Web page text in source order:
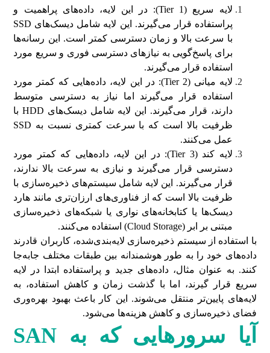
لایه سریع (Tier 1): در این لایه، داده‌های پراهمیت و
پراستفاده قرار می‌گیرند. این لایه شامل دیسک‌های SSD
با سرعت بالا و زمان دسترسی کمتر است. این رسانه‌ها
برای پاسخ‌گویی به نیاز‌های دسترسی فوری و سریع مورد
استفاده قرار می‌گیرند.
لایه میانی (Tier 2): در این لایه، داده‌هایی که کمتر مورد
استفاده قرار می‌گیرند اما نیاز به دسترسی متوسط
دارند، قرار می‌گیرند. این لایه شامل دیسک‌های HDD با
ظرفیت بالا است که با سرعت کمتری نسبت به SSD
عمل می‌کنند.
لایه کند (Tier 3): در این لایه، داده‌هایی که کمتر مورد
دسترسی قرار می‌گیرند و نیازی به سرعت بالا ندارند،
قرار می‌گیرند. این لایه شامل سیستم‌های ذخیره‌سازی با
ظرفیت بالا است که از فناوری‌های ارزان‌تری مانند هارد
دیسک‌ها یا کتابخانه‌های نواری یا شبکه‌های ذخیره‌سازی
مبتنی بر ابر (Cloud Storage) استفاده می‌کنند.
با استفاده از سیستم ذخیره‌سازی لایه‌بندی‌شده، کاربران قادرند
داده‌های خود را به طور هوشمندانه بین طبقات مختلف جابه‌جا
کنند. به عنوان مثال، داده‌های جدید و پراستفاده ابتدا در لایه
سریع قرار گیرند، اما با گذشت زمان و کاهش استفاده، به
لایه‌های پایین‌تر منتقل می‌شوند. این کار باعث بهبود بهره‌وری
فضای ذخیره‌سازی و کاهش هزینه‌ها می‌شود.
آیا سرورهایی که به SAN